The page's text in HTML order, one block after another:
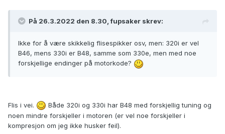
På 26.3.2022 den 8.30,fupsaker skrev:
Ikke for å være skikkelig flisespikker osv, men: 320i er vel
B46, mens 330i er B48, samme som 330e, men med noe
forskjellige endinger på motorkode?
Flis i vei.
Både 320i og 330i har B48 med forskjellig tuning og
noen mindre forskjeller i motoren (er vel noe forskjeller i
kompresjon om jeg ikke husker feil).